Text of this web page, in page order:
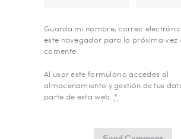
Guarda mi nombre, correo
este navegador para la próxima vez
comente.
Al usar este formulario accedes al
almacenamiento y gestión de tus
parte de esta web. *